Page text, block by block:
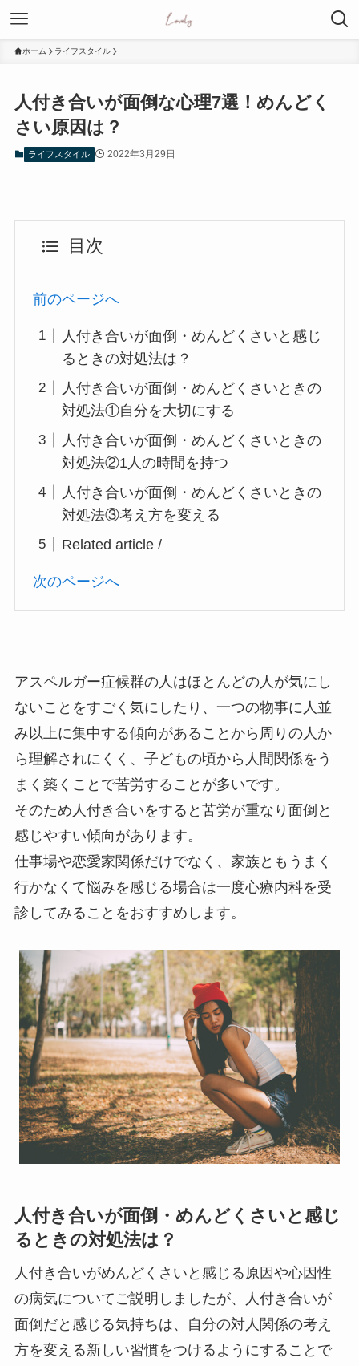
ホーム ライフスタイル
人付き合いが面倒な心理7選！めんどく
さい原因は？
ライフスタイル 2022年3月29日
目次
前のページへ
人付き合いが面倒・めんどくさいと感じ
るときの対処法は？
人付き合いが面倒・めんどくさいときの
対処法①自分を大切にする
人付き合いが面倒・めんどくさいときの
対処法②1人の時間を持つ
人付き合いが面倒・めんどくさいときの
対処法③考え方を変える
Related article /
次のページへ
アスペルガー症候群の人はほとんどの人が気にし
ないことをすごく気にしたり、一つの物事に人並
み以上に集中する傾向があることから周りの人か
ら理解されにくく、子どもの頃から人間関係をう
まく築くことで苦労することが多いです。
そのため人付き合いをすると苦労が重なり面倒と
感じやすい傾向があります。
仕事場や恋愛家関係だけでなく、家族ともうまく
行かなくて悩みを感じる場合は一度心療内科を受
診してみることをおすすめします。
人付き合いが面倒・めんどくさいと感じ
るときの対処法は？
人付き合いがめんどくさいと感じる原因や心因性
の病気についてご説明しましたが、人付き合いが
面倒だと感じる気持ちは、自分の対人関係の考え
方を変える新しい習慣をつけるようにすることで